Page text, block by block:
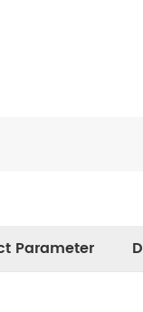
Parameter